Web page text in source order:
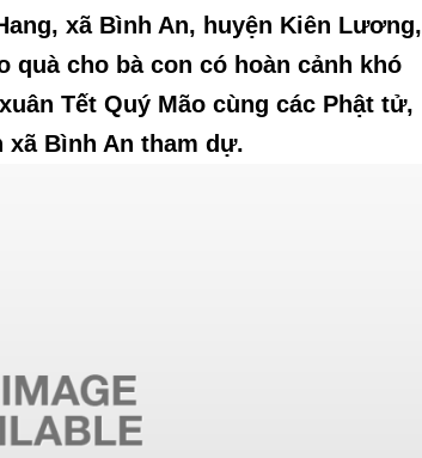
xã Bình An, huyện Kiên Lương,
cho bà con có hoàn cảnh khó
Tết Quý Mão cùng các Phật tử,
xã Bình An tham dự.